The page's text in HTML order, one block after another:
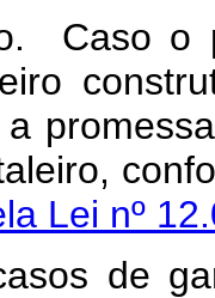
Caso o
Lei nº
de